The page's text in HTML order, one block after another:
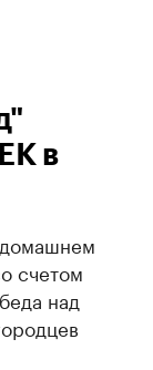
в
счетом
над